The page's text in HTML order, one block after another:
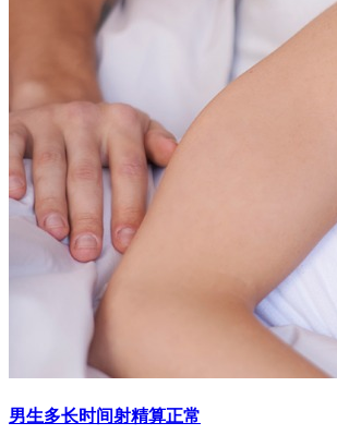
男生多长时间射精算正常